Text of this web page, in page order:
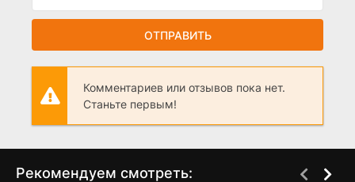
ОТПРАВИТЬ
Комментариев или отзывов пока нет.
Станьте первым!
Рекомендуем смотреть: